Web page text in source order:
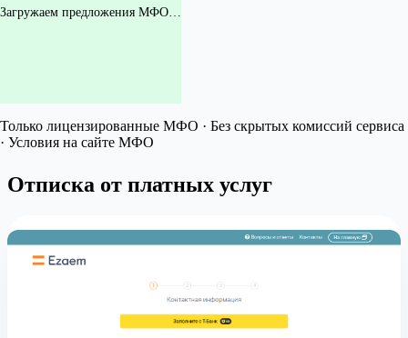
Загружаем предложения МФО…
Только лицензированные МФО · Без скрытых комиссий сервиса
· Условия на сайте МФО
Отписка от платных услуг